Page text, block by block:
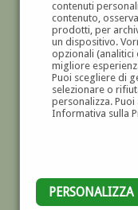
contenuti
contenuto,
prodotti, per
un dispositivo.
opzionali
migliore
Puoi scegliere di
selezionare o
personalizza.
Informativa sulla
PERSONALIZZA